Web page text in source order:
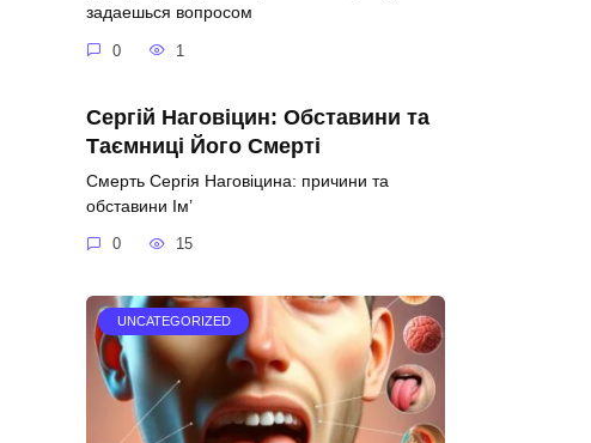
задаешься вопросом
0 1
Сергій Наговіцин: Обставини та
Таємниці Його Смерті
Смерть Сергія Наговіцина: причини та
обставини Ім’
0 15
UNCATEGORIZED